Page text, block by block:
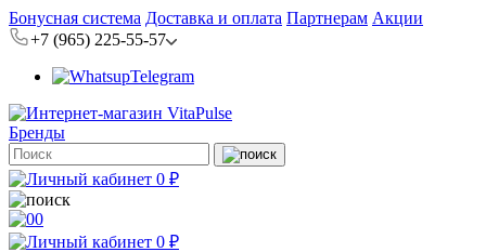
Бонусная система Доставка и оплата Партнерам Акции
+7 (965) 225-55-57
Telegram
Бренды
0 ₽
0
0 ₽